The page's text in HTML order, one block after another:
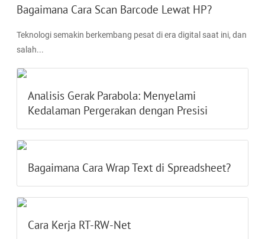
Bagaimana Cara Scan Barcode Lewat HP?
Teknologi semakin berkembang pesat di era digital saat ini, dan
salah...
Analisis Gerak Parabola: Menyelami
Kedalaman Pergerakan dengan Presisi
Bagaimana Cara Wrap Text di Spreadsheet?
Cara Kerja RT-RW-Net